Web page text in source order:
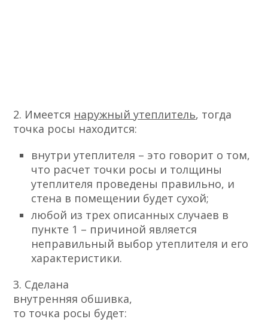
2. Имеется наружный утеплитель, тогда
точка росы находится:
внутри утеплителя – это говорит о том,
что расчет точки росы и толщины
утеплителя проведены правильно, и
стена в помещении будет сухой;
любой из трех описанных случаев в
пункте 1 – причиной является
неправильный выбор утеплителя и его
характеристики.
3. Сделана
внутренняя обшивка,
то точка росы будет: